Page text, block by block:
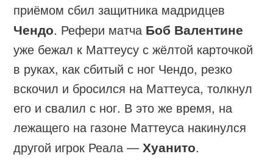
приёмом сбил защитника мадридцев
Чендо. Рефери матча Боб Валентине
уже бежал к Маттеусу с жёлтой карточкой
в руках, как сбитый с ног Чендо, резко
вскочил и бросился на Маттеуса, толкнул
его и свалил с ног. В это же время, на
лежащего на газоне Маттеуса накинулся
другой игрок Реала —Хуанито.